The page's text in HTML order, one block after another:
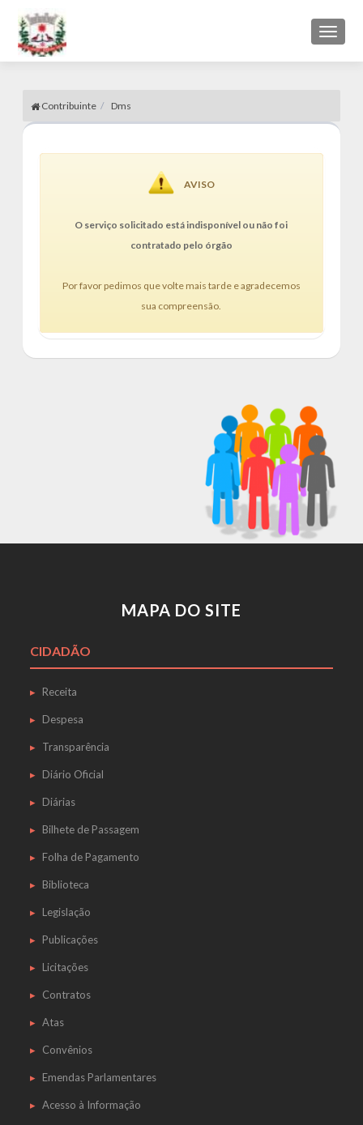
Toggle
Contribuinte Dms
AVISO
O serviço solicitado está indisponível ou não foi
contratado pelo órgão
Por favor pedimos que volte mais tarde e agradecemos
sua compreensão.
MAPA DO SITE
CIDADÃO
Receita
Despesa
Transparência
Diário Oficial
Diárias
Bilhete de Passagem
Folha de Pagamento
Biblioteca
Legislação
Publicações
Licitações
Contratos
Atas
Convênios
Emendas Parlamentares
Acesso à Informação